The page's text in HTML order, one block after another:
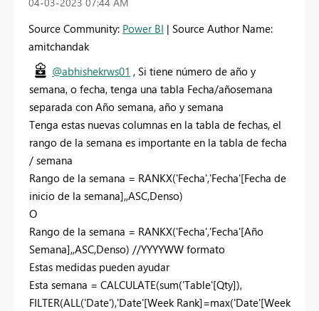
Source Community: Power BI | Source Author Name:
amitchandak
@abhishekrws01 , Si tiene número de año y
semana, o fecha, tenga una tabla Fecha/añosemana
separada con Año semana, año y semana
Tenga estas nuevas columnas en la tabla de fechas, el
rango de la semana es importante en la tabla de fecha
/ semana
Rango de la semana = RANKX('Fecha','Fecha'[Fecha de
inicio de la semana],,ASC,Denso)
O
Rango de la semana = RANKX('Fecha','Fecha'[Año
Semana],,ASC,Denso) //YYYYWW formato
Estas medidas pueden ayudar
Esta semana = CALCULATE(sum('Table'[Qty]),
FILTER(ALL('Date'),'Date'[Week Rank]=max('Date'[Week